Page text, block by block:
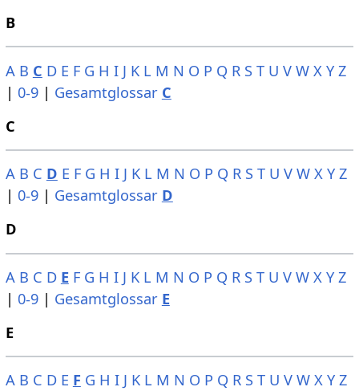
B
A B C D E F G H I J K L M N O P Q R S T U V W X Y Z
| 0-9| Gesamtglossar C
C
A B C D E F G H I J K L M N O P Q R S T U V W X Y Z
| 0-9| Gesamtglossar D
D
A B C D E F G H I J K L M N O P Q R S T U V W X Y Z
| 0-9| Gesamtglossar E
E
A B C D E F G H I J K L M N O P Q R S T U V W X Y Z